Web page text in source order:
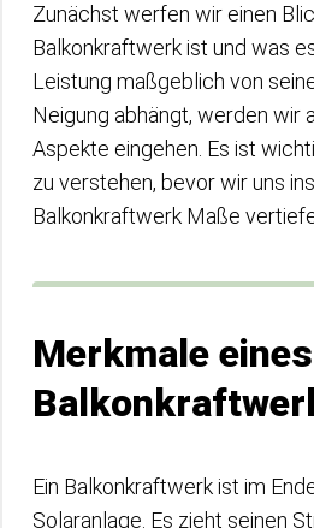
Zunächst werfen wir einen
Balkonkraftwerk ist und was
Leistung maßgeblich von
Neigung abhängt, werden wir
Aspekte eingehen. Es ist
zu verstehen, bevor wir uns
Balkonkraftwerk Maße
Merkmale eines
Ein Balkonkraftwerk ist im
Solaranlage. Es zieht seinen